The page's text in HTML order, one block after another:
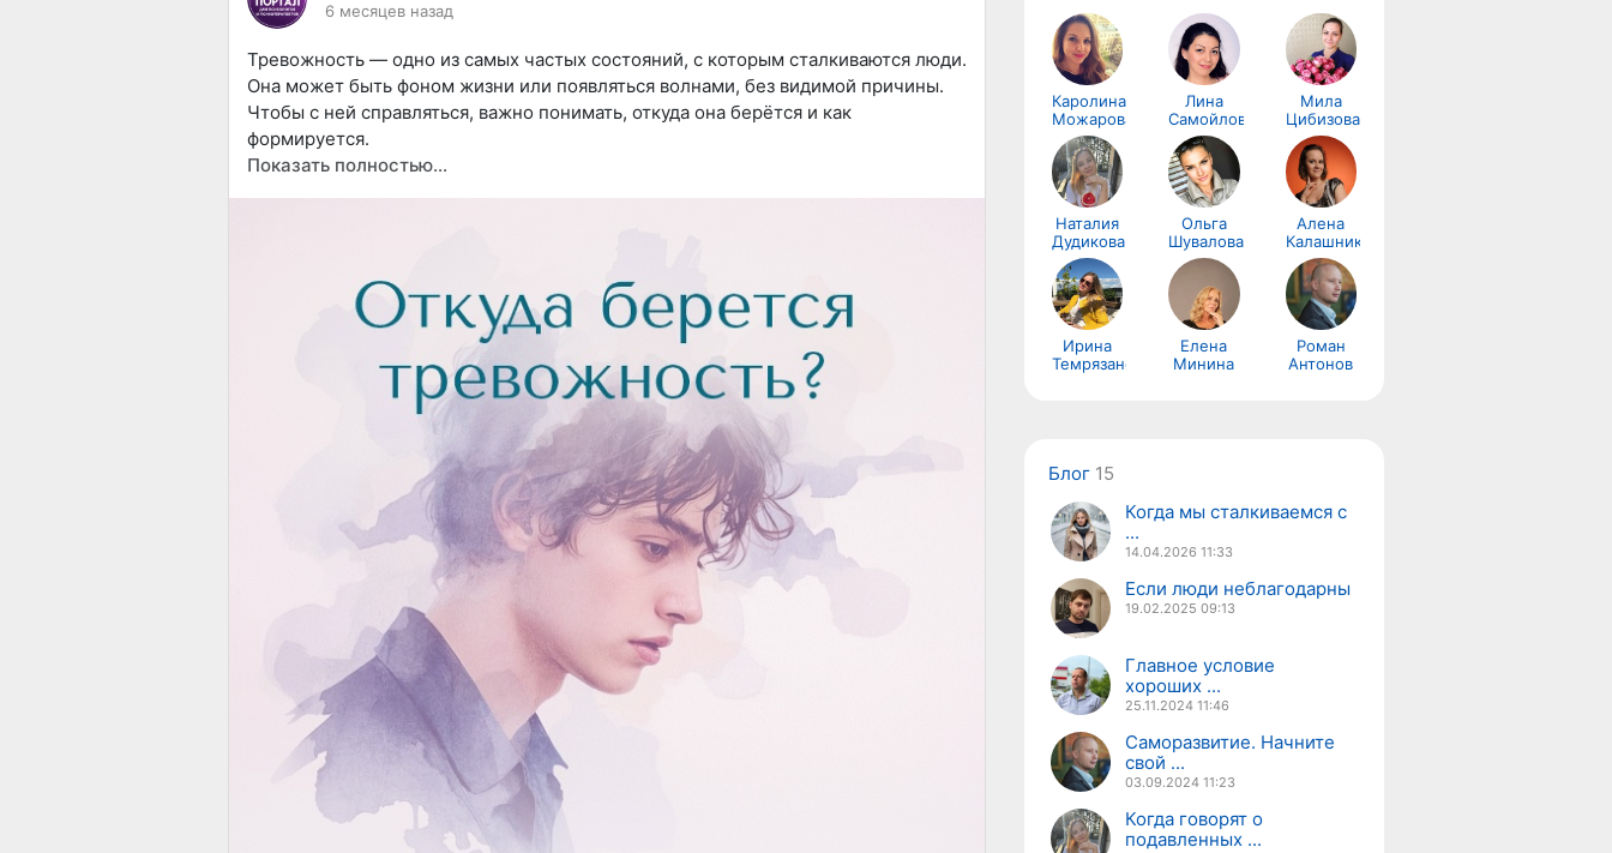
6 месяцев назад
Тревожность — одно из самых частых состояний, с которым сталкиваются люди.
Она может быть фоном жизни или появляться волнами, без видимой причины.
Чтобы с ней справляться, важно понимать, откуда она берётся и как
формируется.
тревога становится постоянной, чрезмерной и не связанной с реальной угрозой.
🌿 Биологические причины
Часть тревожности заложена на уровне нервной системы.
🌱 Повышенная чувствительность нервной системы
Некоторые люди от природы более восприимчивы к стимулам: звукам, эмоциям,
напряжению. Их организм быстрее входит в состояние возбуждения и
медленнее из него выходит.
🌱 Гормональные и нейрохимические факторы
Дисбаланс кортизола, адреналина, серотонина может усиливать ощущение
постоянного напряжения и внутренней опасности. Недостаток микроэлементов
(например, железа) также может приводить к повышенной тревожности.
Показать полностью…
Каролина
Можарова
Лина
Самойлова
Мила
Цибизова
Наталия
Дудикова
Ольга
Шувалова
Алена
Калашникова
Ирина
Темрязанская
Елена
Минина
Роман
Антонов
Блог 15
Когда мы сталкиваемся с
...
14.04.2026 11:33
Если люди неблагодарны
19.02.2025 09:13
Главное условие
хороших ...
25.11.2024 11:46
Саморазвитие. Начните
свой ...
03.09.2024 11:23
Когда говорят о
подавленных ...